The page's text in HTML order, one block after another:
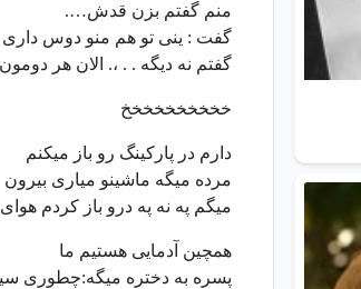
منم گفتم بزن قدش….
گفت : ینی تو هم منو دوس
گفتم نه دیگه . . ،. الان هر
خخخخخخخخخخ
دارم در پارکینگ رو باز میکنم
مرده میگه ماشینو میاری بیرون
میگم په نه په درو باز کردم
همچین آدمایی هستیم ما
پسره به دختره میگه:چطوری